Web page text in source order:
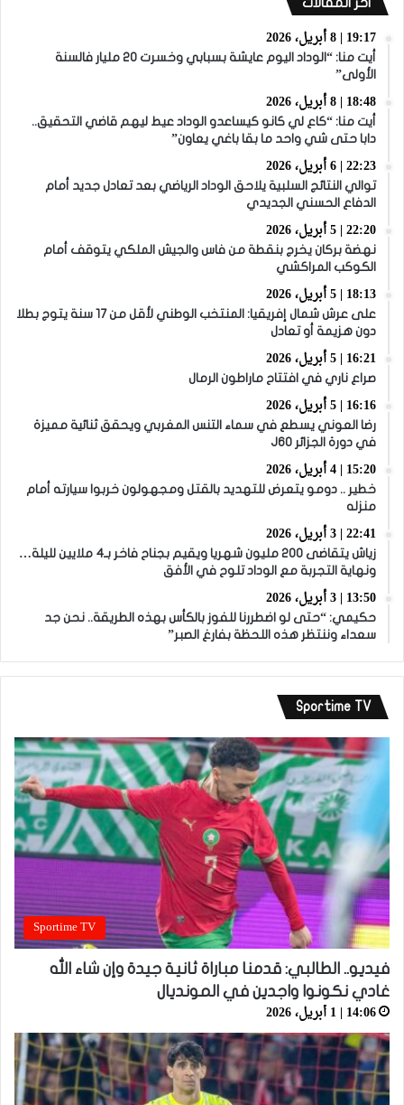
19:17 | 8 أبريل، 2026
أيت منا: “الوداد اليوم عايشة بسبابي وخسرت 20 مليار فالسنة
الأولى”
18:48 | 8 أبريل، 2026
أيت منا: “كاع لي كانو كيساعدو الوداد عيط ليهم قاضي التحقيق..
دابا حتى شي واحد ما بقا باغي يعاون”
22:23 | 6 أبريل، 2026
توالي النتائج السلبية يلاحق الوداد الرياضي بعد تعادل جديد أمام
الدفاع الحسني الجديدي
22:20 | 5 أبريل، 2026
نهضة بركان يخرج بنقطة من فاس والجيش الملكي يتوقف أمام
الكوكب المراكشي
18:13 | 5 أبريل، 2026
على عرش شمال إفريقيا: المنتخب الوطني لأقل من 17 سنة يتوج بطلا
دون هزيمة أو تعادل
16:21 | 5 أبريل، 2026
صراع ناري في افتتاح ماراطون الرمال
16:16 | 5 أبريل، 2026
رضا العوني يسطع في سماء التنس المغربي ويحقق ثنائية مميزة
في دورة الجزائر J60
15:20 | 4 أبريل، 2026
خطير .. دومو يتعرض للتهديد بالقتل ومجهولون خربوا سيارته أمام
منزله
22:41 | 3 أبريل، 2026
زياش يتقاضى 200 مليون شهريا ويقيم بجناح فاخر بـ4 ملايين لليلة…
ونهاية التجربة مع الوداد تلوح في الأفق
13:50 | 3 أبريل، 2026
حكيمي: “حتى لو اضطررنا للفوز بالكأس بهذه الطريقة.. نحن جد
سعداء وننتظر هذه اللحظة بفارغ الصبر”
Sportime TV
Sportime TV
فيديو.. الطالبي: قدمنا مباراة ثانية جيدة وإن شاء الله
غادي نكونوا واجدين في المونديال
14:06 | 1 أبريل، 2026